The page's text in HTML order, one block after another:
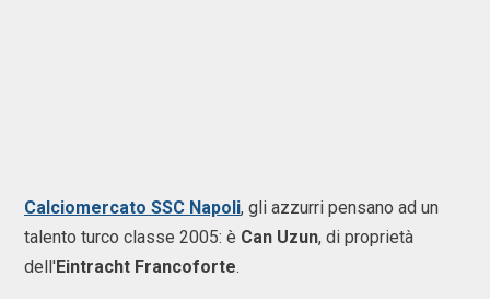
Calciomercato SSC Napoli, gli azzurri pensano ad un
talento turco classe 2005: è Can Uzun, di proprietà
dell'Eintracht Francoforte.